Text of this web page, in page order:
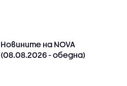
Новините на NOVA
(08.08.2026 - обедна)